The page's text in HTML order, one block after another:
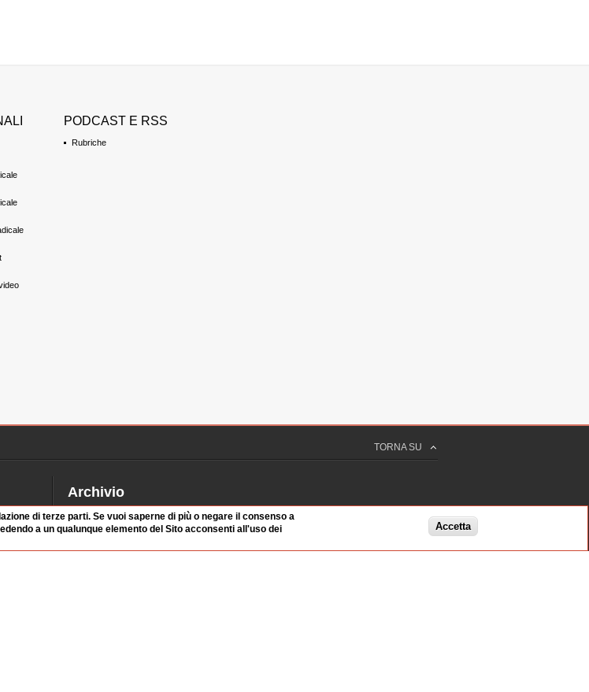
PODCAST E RSS
Rubriche
TORNA SU
Archivio
Videoparlamento
Istituzioni
Dibattiti
di terze parti. Se vuoi saperne di più o negare il consenso a
a un qualunque elemento del Sito acconsenti all'uso dei
Accetta